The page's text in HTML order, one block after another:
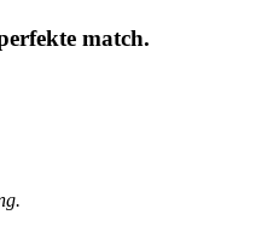
match.